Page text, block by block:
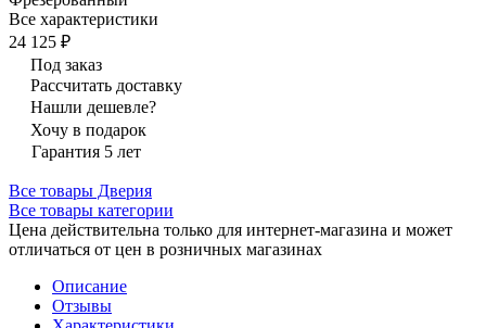
Все характеристики
24 125 ₽
Под заказ
Рассчитать доставку
Нашли дешевле?
Хочу в подарок
Гарантия 5 лет
Все товары Дверия
Все товары категории
Цена действительна только для интернет-магазина и может
отличаться от цен в розничных магазинах
Описание
Отзывы